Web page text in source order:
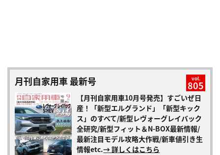
月刊自家用車 最新号 vol.
805
【月刊自家用車10月号発売】すごいぜ日
産！「新型エルグランド」「新型キック
ス」のすべて/新型レヴォーグレイバック
全研究/新型フィット＆N-BOX最新情報/
最新注目モデル攻略大作戦/新車値引き生
情報etc.→ 詳しくはこちら